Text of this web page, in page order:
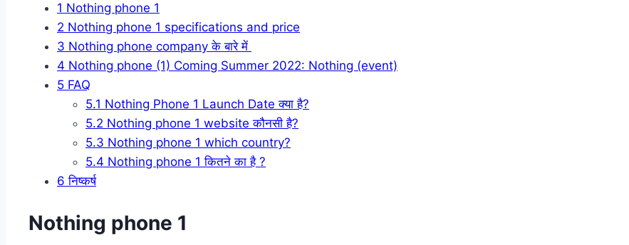
1 Nothing phone 1
2 Nothing phone 1 specifications and price
3 Nothing phone company के बारे में
4 Nothing phone (1) Coming Summer 2022: Nothing (event)
5 FAQ
5.1 Nothing Phone 1 Launch Date क्या है?
5.2 Nothing phone 1 website कौनसी है?
5.3 Nothing phone 1 which country?
5.4 Nothing phone 1 कितने का है ?
6 निष्कर्ष
Nothing phone 1